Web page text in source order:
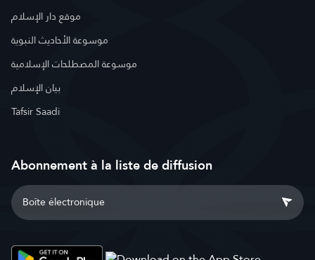
موقع دار الإسلام
موسوعة الأحاديث النبوية
موسوعة المصطلحات الإسلامية
بيان الإسلام
Tafsir Saadi
Abonnement à la liste de diffusion